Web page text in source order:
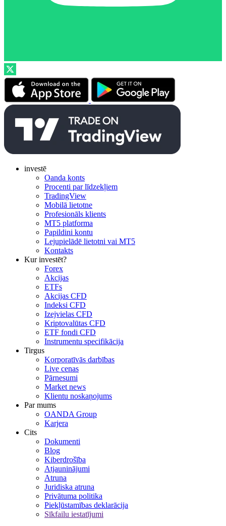
investē
Oanda konts
Procenti par līdzekļiem
TradingView
Mobilā lietotne
Profesionāls klients
MT5 platforma
Papildini kontu
Lejupielādē lietotni vai MT5
Kontakts
Kur investēt?
Forex
Akcijas
ETFs
Akcijas CFD
Indeksi CFD
Izejvielas CFD
Kriptovalūtas CFD
ETF fondi CFD
Instrumentu specifikācija
Tirgus
Korporatīvās darbības
Live cenas
Pārnesumi
Market news
Klientu noskaņojums
Par mums
OANDA Group
Karjera
Cits
Dokumenti
Blog
Kiberdrošība
Atjauninājumi
Atruna
Juridiska atruna
Privātuma politika
Piekļūstamības deklarācija
Sīkfailu iestatījumi